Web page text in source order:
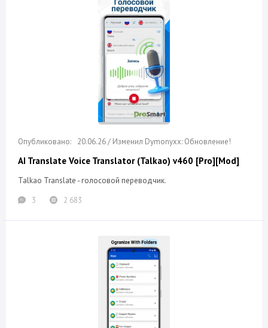
20.06.26 / Изменил Dymonyxx: Обновление!
AI Translate Voice Translator (Talkao) v460 [Pro][Mod]
Talkao Translate - голосовой переводчик.
3
2 683